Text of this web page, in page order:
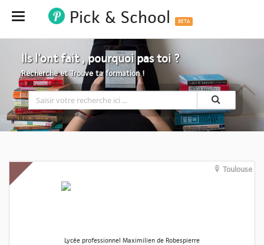
Hide Pick & School BETA
Ils l'ont fait , pourquoi pas toi ?
Recherche et Trouve ta formation !
Toulouse
Lycée professionnel Maximilien de Robespierre